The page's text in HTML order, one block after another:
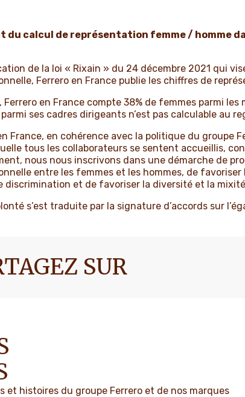
du calcul de représentation femme / homme
de la loi « Rixain » du 24 décembre 2021 qui
Ferrero en France publie les chiffres de
Ferrero en France compte 38% de femmes parmi
ses cadres dirigeants n’est pas calculable au
France, en cohérence avec la politique du groupe
tous les collaborateurs se sentent accueillis,
nous nous inscrivons dans une démarche de
entre les femmes et les hommes, de
discrimination et de favoriser la diversité et la
s’est traduite par la signature d’accords sur
SUR
et histoires du groupe Ferrero et de nos marques